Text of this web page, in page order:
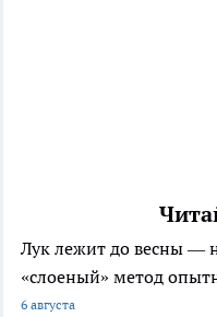
Лук лежит до весны —
«слоеный» метод
6 августа